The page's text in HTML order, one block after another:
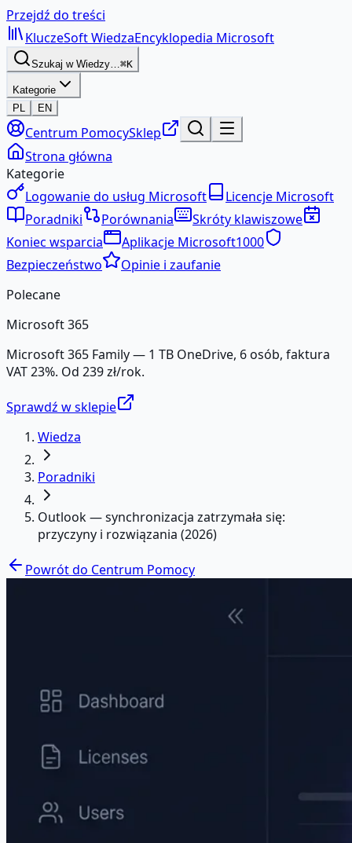
Przejdź do treści
KluczeSoftWiedzaEncyklopedia Microsoft
Szukaj w Wiedzy…⌘K
Kategorie
PL
EN
Centrum PomocySklep
Strona główna
Kategorie
Logowanie do usług Microsoft
Licencje Microsoft
Poradniki
Porównania
Skróty klawiszowe
Koniec wsparcia
Aplikacje Microsoft1000
Bezpieczeństwo
Opinie i zaufanie
Polecane
Microsoft 365
Microsoft 365 Family — 1 TB OneDrive, 6 osób, faktura
VAT 23%. Od 239 zł/rok.
Sprawdź w sklepie
Wiedza
Poradniki
Outlook — synchronizacja zatrzymała się:
przyczyny i rozwiązania (2026)
Powrót do Centrum Pomocy